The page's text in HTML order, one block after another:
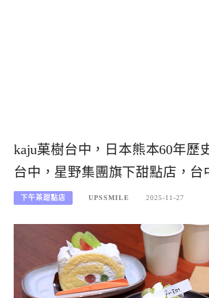
kaju菓樹台中，日本熊本60年歷
台中，星野集團旗下甜點店，台
下午茶甜點店 UPSSMILE 2025-11-27